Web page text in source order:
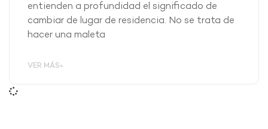
entienden a profundidad el significado de
cambiar de lugar de residencia. No se trata de
hacer una maleta
VER MÁS»